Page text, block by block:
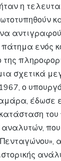
η
ενός
σχετικά
ο
έδωσε